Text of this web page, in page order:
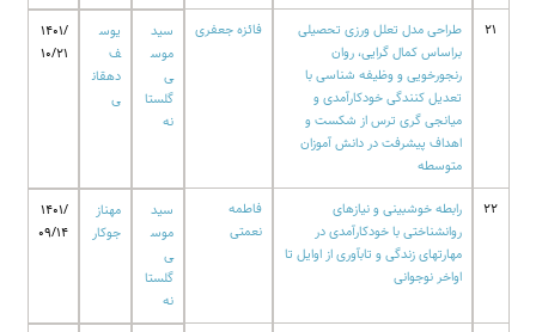
21
طراحی مدل تعلل ورزی تحصیلی
براساس کمال گرایی، روان
رنجورخویی و وظیفه شناسی با
تعدیل کنندگی خودکارآمدی و
میانجی گری ترس از شکست و
اهداف پیشرفت در دانش آموزان
متوسطه
فائزه جعفری
سید
موس
ی
گلستا
نه
یوس
ف
دهقان
ی
1401/
10/21
22
رابطه خوشبینی و نیازهای
روانشناختی با خودکارآمدی در
مهارتهای زندگی و تابآوری از اوایل تا
اواخر نوجوانی
فاطمه
نعمتی
سید
موس
ی
گلستا
نه
مهناز
جوکار
1401/
09/14